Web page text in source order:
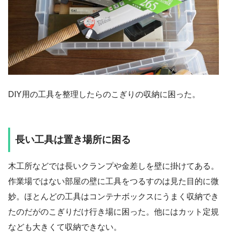
DIY用の工具を整理したらのこぎりの収納に困った。
長い工具は置き場所に困る
木工所などでは長いクランプや金差しを壁に掛けてある。
作業場ではない部屋の壁に工具をつるすのは見た目的に微
妙。ほとんどの工具はコンテナボックスにうまく収納でき
たのだがのこぎりだけ行き場に困った。他にはカット定規
なども大きくて収納できない。